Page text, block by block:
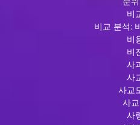
비
비교 분석:
비
비
사
사
사교
사
사